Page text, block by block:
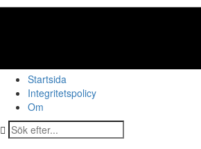
Startsida
Integritetspolicy
Om